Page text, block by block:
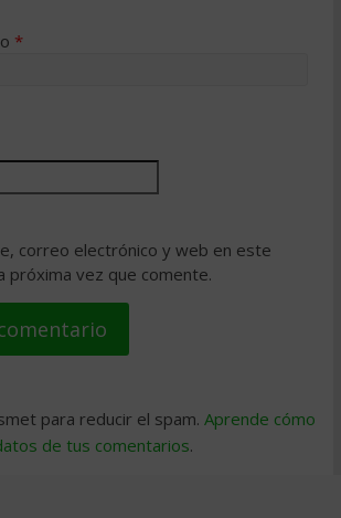
*
correo electrónico y web en este
próxima vez que comente.
para reducir el spam. Aprende cómo
de tus comentarios.